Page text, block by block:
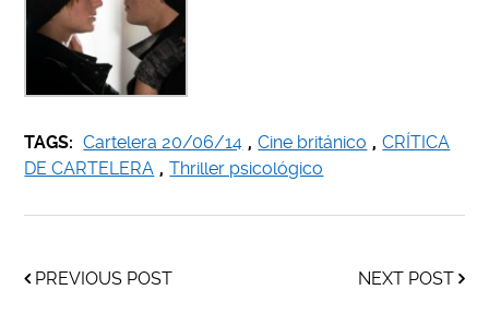
TAGS: Cartelera 20/06/14 , Cine británico , CRÍTICA
DE CARTELERA , Thriller psicológico
PREVIOUS POST NEXT POST